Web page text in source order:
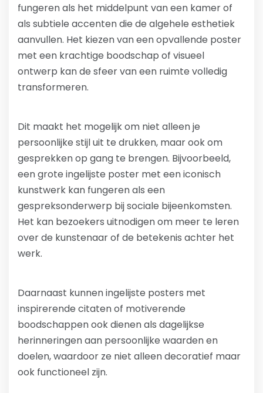
fungeren als het middelpunt van een kamer of
als subtiele accenten die de algehele esthetiek
aanvullen. Het kiezen van een opvallende poster
met een krachtige boodschap of visueel
ontwerp kan de sfeer van een ruimte volledig
transformeren.
Dit maakt het mogelijk om niet alleen je
persoonlijke stijl uit te drukken, maar ook om
gesprekken op gang te brengen. Bijvoorbeeld,
een grote ingelijste poster met een iconisch
kunstwerk kan fungeren als een
gespreksonderwerp bij sociale bijeenkomsten.
Het kan bezoekers uitnodigen om meer te leren
over de kunstenaar of de betekenis achter het
werk.
Daarnaast kunnen ingelijste posters met
inspirerende citaten of motiverende
boodschappen ook dienen als dagelijkse
herinneringen aan persoonlijke waarden en
doelen, waardoor ze niet alleen decoratief maar
ook functioneel zijn.